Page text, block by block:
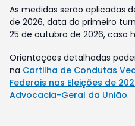
As medidas serão aplicadas
de 2026, data do primeiro
25 de outubro de 2026, caso
Orientações detalhadas
na Cartilha de Condutas
Federais nas Eleições de
Advocacia-Geral da União.